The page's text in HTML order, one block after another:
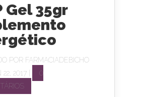
Gel 35gr
POR FARMACIADEBICHO
2017 |
0